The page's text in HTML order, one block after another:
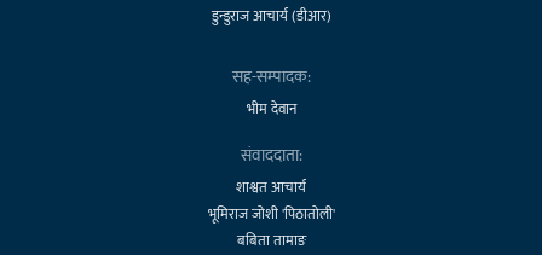
डुन्डुराज आचार्य (डीआर)
सह-सम्पादक:
भीम देवान
संवाददाता:
शाश्वत आचार्य
भूमिराज जोशी 'पिठातोली'
बबिता तामाङ